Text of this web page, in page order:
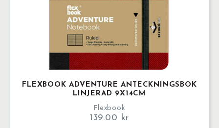
FLEXBOOK ADVENTURE ANTECKNINGSBOK
LINJERAD 9X14CM
Flexbook
139.00 kr